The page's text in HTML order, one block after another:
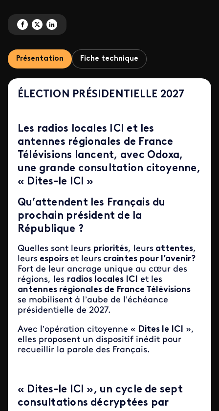
Partagez 'Grande consultation citoyenne « Dites-le ICI »' sur Facebook
Partagez 'Grande consultation citoyenne « Dites-le ICI »' sur X
Partagez 'Grande consultation citoyenne « Dites-le ICI »' sur
Présentation Fiche technique
ÉLECTION PRÉSIDENTIELLE 2027
Les radios locales ICI et les
antennes régionales de France
Télévisions lancent, avec Odoxa,
une grande consultation citoyenne,
« Dites-le ICI »
Qu’attendent les Français du
prochain président de la
République ?
Quelles sont leurs priorités, leurs attentes,
leurs espoirs et leurs craintes pour l’avenir?
Fort de leur ancrage unique au cœur des
régions, les radios locales ICI et les
antennes régionales de France Télévisions
se mobilisent à l’aube de l’échéance
présidentielle de 2027.
Avec l’opération citoyenne « Dites le ICI »,
elles proposent un dispositif inédit pour
recueillir la parole des Français.
« Dites-le ICI », un cycle de sept
consultations décryptées par